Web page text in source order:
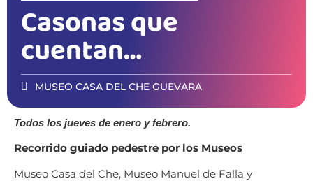
Casonas que
cuentan…
MUSEO CASA DEL CHE GUEVARA
Todos los jueves de enero y febrero.
Recorrido guiado pedestre por los Museos
Museo Casa del Che, Museo Manuel de Falla y